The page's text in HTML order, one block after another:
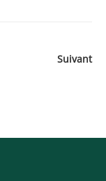
Suivant